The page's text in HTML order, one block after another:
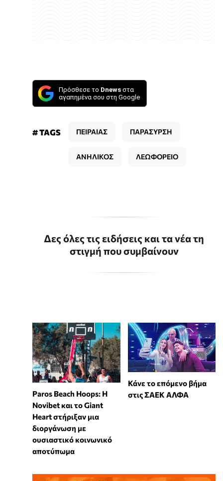
Πρόσθεσε το Dnews στα
αγαπημένα σου στη Google
# TAGS ΠΕΙΡΑΙΑΣ ΠΑΡΑΣΥΡΣΗ
ΑΝΗΛΙΚΟΣ ΛΕΩΦΟΡΕΙΟ
Δες όλες τις ειδήσεις και τα νέα τη
στιγμή που συμβαίνουν
Paros Beach Hoops: Η
Novibet και το Giant
Heart στήριξαν μια
διοργάνωση με
ουσιαστικό κοινωνικό
αποτύπωμα
Κάνε το επόμενο βήμα
στις ΣΑΕΚ ΑΛΦΑ